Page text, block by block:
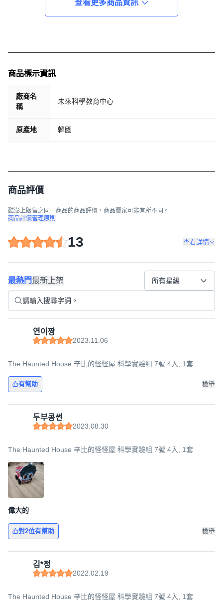
查看更多商品資訊
商品標示資訊
廠商名
稱
未來科學教育中心
原產地 韓國
商品評價
酷澎上販售之同一商品的商品評價，商品賣家可能有所不同。
商品評價管理原則
13 查看詳情
最熱門最新上架 所有星級
연이짱
2023.11.06
The Haunted House 辛比的怪怪屋 科學實驗組 7號 4入, 1套
有幫助 檢舉
두부콩썬
2023.08.30
The Haunted House 辛比的怪怪屋 科學實驗組 7號 4入, 1套
偉大的
對2位有幫助 檢舉
김*정
2022.02.19
The Haunted House 辛比的怪怪屋 科學實驗組 7號 4入, 1套